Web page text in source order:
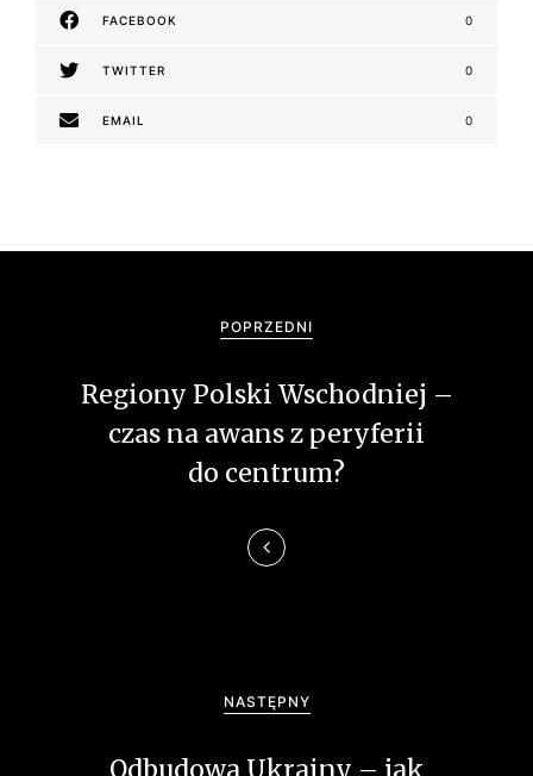
FACEBOOK 0
TWITTER 0
EMAIL 0
POPRZEDNI
Regiony Polski Wschodniej –
czas na awans z peryferii
do centrum?
NASTĘPNY